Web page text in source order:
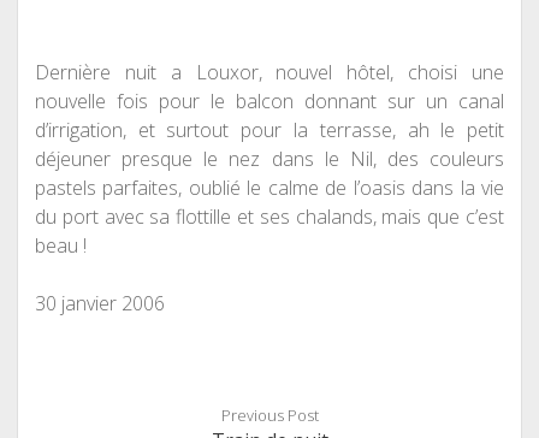
Dernière nuit a Louxor, nouvel hôtel, choisi une
nouvelle fois pour le balcon donnant sur un canal
d’irrigation, et surtout pour la terrasse, ah le petit
déjeuner presque le nez dans le Nil, des couleurs
pastels parfaites, oublié le calme de l’oasis dans la vie
du port avec sa flottille et ses chalands, mais que c’est
beau !
30 janvier 2006
Previous Post